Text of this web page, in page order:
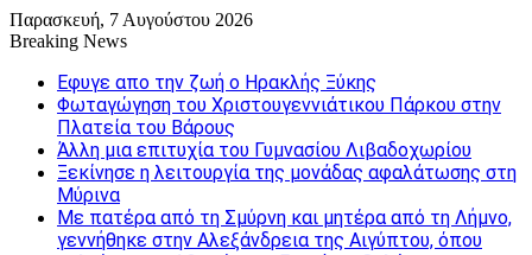
Παρασκευή, 7 Αυγούστου 2026
Breaking News
Εφυγε απο την ζωή o Ηρακλής Ξύκης
Φωταγώγηση του Χριστουγεννιάτικου Πάρκου στην
Πλατεία του Βάρους
Άλλη μια επιτυχία του Γυμνασίου Λιβαδοχωρίου
Ξεκίνησε η λειτουργία της μονάδας αφαλάτωσης στη
Μύρινα
Με πατέρα από τη Σμύρνη και μητέρα από τη Λήμνο,
γεννήθηκε στην Αλεξάνδρεια της Αιγύπτου, όπου